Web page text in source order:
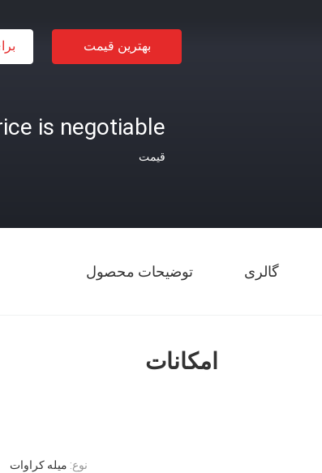
بهترین قیمت
is negotiable
قیمت
گالری توضیحات محصول
امکانات
نوع: میله کراوات